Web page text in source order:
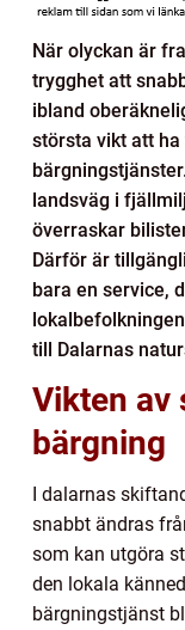
När olyckan är
trygghet att
ibland
största vikt att
landsväg i
överraskar
Därför är
bara en service,
till Dalarnas
Vikten av
bärgning
I dalarnas
snabbt ändras
som kan utgöra
den lokala
bärgningstjänst